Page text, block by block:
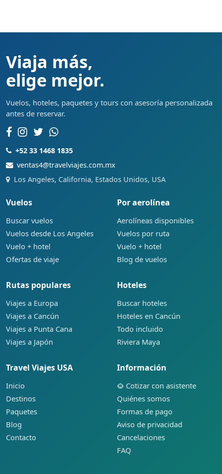
Viaja más,
elige mejor.
Vuelos, hoteles, paquetes y tours con asesoría personalizada
antes de reservar.
+52 33 1468 1835
ventas4@travelviajes.com.mx
Los Angeles, California, Estados Unidos, USA
Vuelos
Buscar vuelos
Vuelos desde Los Angeles
Vuelo + hotel
Ofertas de viaje
Por aerolínea
Aerolíneas disponibles
Vuelos por ruta
Vuelo + hotel
Blog de vuelos
Rutas populares
Viajes a Europa
Viajes a Cancún
Viajes a Punta Cana
Viajes a Japón
Hoteles
Buscar hoteles
Hoteles en Cancún
Todo incluido
Riviera Maya
Travel Viajes USA
Inicio
Destinos
Paquetes
Blog
Contacto
Información
Cotizar con asistente
Quiénes somos
Formas de pago
Aviso de privacidad
Cancelaciones
FAQ